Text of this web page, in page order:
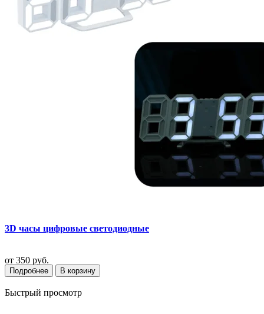
3D часы цифровые светодиодные
от 350 руб.
Подробнее В корзину
Быстрый просмотр